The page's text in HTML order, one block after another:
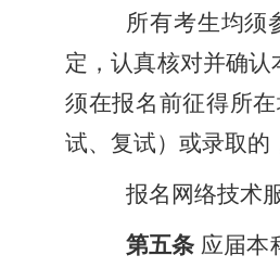
所有考生均须
定，认真核对并确
须在报名前征得所
试、复试）或录取的
报名网络技术
第五条 应届本